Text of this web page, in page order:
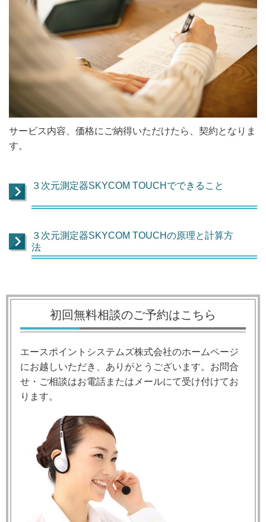
サービス内容、価格にご納得いただけたら、契約となりま
す。
３次元測定器SKYCOM TOUCHでできること
３次元測定器SKYCOM TOUCHの原理と計算方
法
初回無料相談のご予約はこちら
エースポイントシステムズ株式会社のホームページ
にお越しいただき、ありがとうございます。お問合
せ・ご相談はお電話またはメールにて受け付けてお
ります。